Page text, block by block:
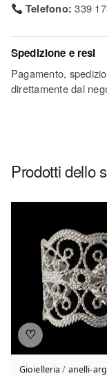
Telefono: 339
Spedizione e resi
Pagamento,
direttamente dal
Prodotti dello
♡
Gioielleria / anelli-